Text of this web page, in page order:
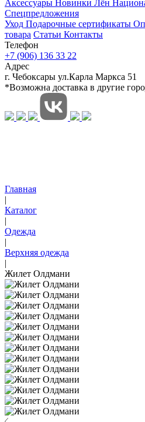
Аксессуары Новинки Лён
Спецпредложения
Уход Подарочные сертификаты
товара Статьи Контакты
Телефон
+7 (906) 136 33 22
Адрес
г. Чебоксары ул.Карла Маркса 51
*Возможна доставка в другие
Главная
|
Каталог
|
Одежда
|
Верхняя одежда
|
Жилет Олдмани